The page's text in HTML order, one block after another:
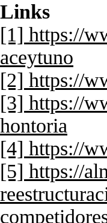
Links
[1] https://
aceytuno
[2] https://
[3] https://
hontoria
[4] https://
[5] https://